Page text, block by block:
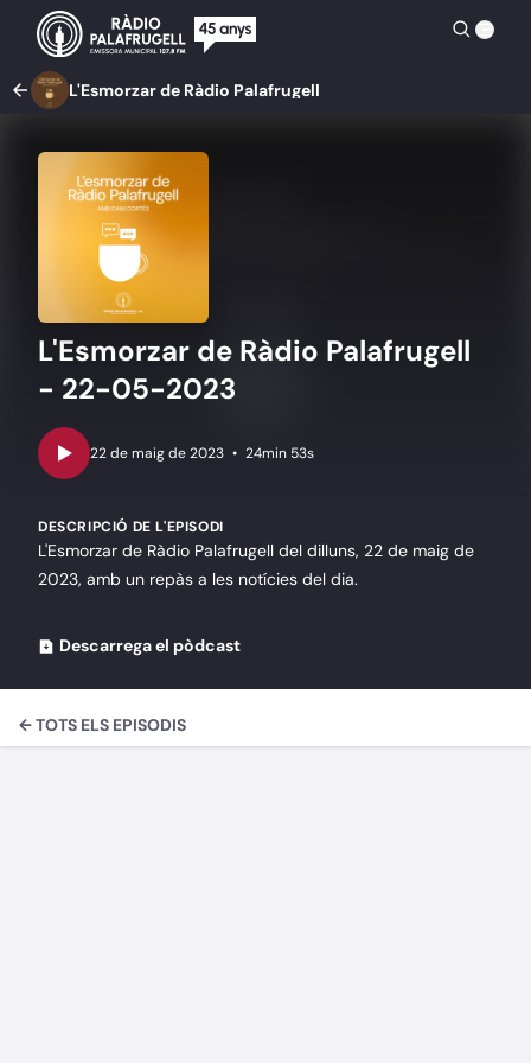
L'Esmorzar de Ràdio Palafrugell
L'Esmorzar de Ràdio Palafrugell
- 22-05-2023
• 24min 53s
DESCRIPCIÓ DE L'EPISODI
L'Esmorzar de Ràdio Palafrugell del dilluns, 22 de maig de
2023, amb un repàs a les notícies del dia.
Descarrega el pòdcast
← TOTS ELS EPISODIS